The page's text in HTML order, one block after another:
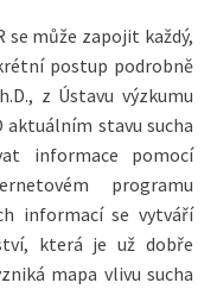
se může zapojit každý,
postup podrobně
z Ústavu výzkumu
aktuálním stavu sucha
informace pomocí
programu
informací se vytváří
která je už dobře
mapa vlivu sucha